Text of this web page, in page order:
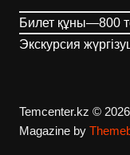
Билет құны—800
Экскурсия
Temcenter.kz ©
Magazine by